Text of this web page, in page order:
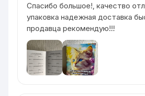
Спасибо большое!, качество
упаковка надежная доставка
продавца рекомендую!!!